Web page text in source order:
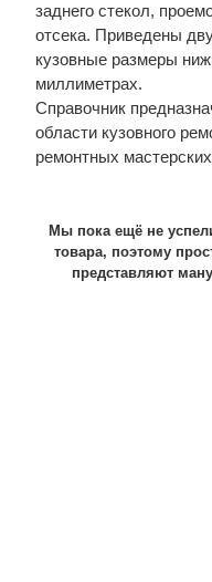
заднего стекол,
отсека. Приведены
кузовные размеры
миллиметрах.
Справочник
области кузовного
ремонтных
Мы пока ещё не
товара, поэтому
представляют